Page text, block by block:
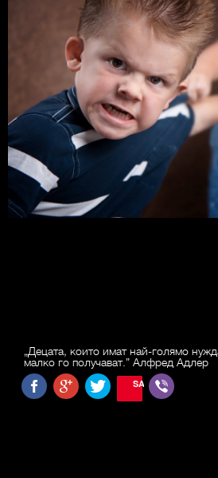
„Децата, които имат най-голямо
малко го получават.” Алфред Адлер
SAVE